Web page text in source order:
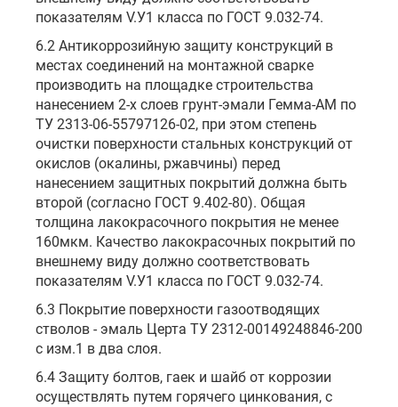
показателям V.У1 класса по ГОСТ 9.032-74.
6.2 Антикоррозийную защиту конструкций в
местах соединений на монтажной сварке
производить на площадке строительства
нанесением 2-х слоев грунт-эмали Гемма-АМ по
ТУ 2313-06-55797126-02, при этом степень
очистки поверхности стальных конструкций от
окислов (окалины, ржавчины) перед
нанесением защитных покрытий должна быть
второй (согласно ГОСТ 9.402-80). Общая
толщина лакокрасочного покрытия не менее
160мкм. Качество лакокрасочных покрытий по
внешнему виду должно соответствовать
показателям V.У1 класса по ГОСТ 9.032-74.
6.3 Покрытие поверхности газоотводящих
стволов - эмаль Церта ТУ 2312-00149248846-200
с изм.1 в два слоя.
6.4 Защиту болтов, гаек и шайб от коррозии
осуществлять путем горячего цинкования, с